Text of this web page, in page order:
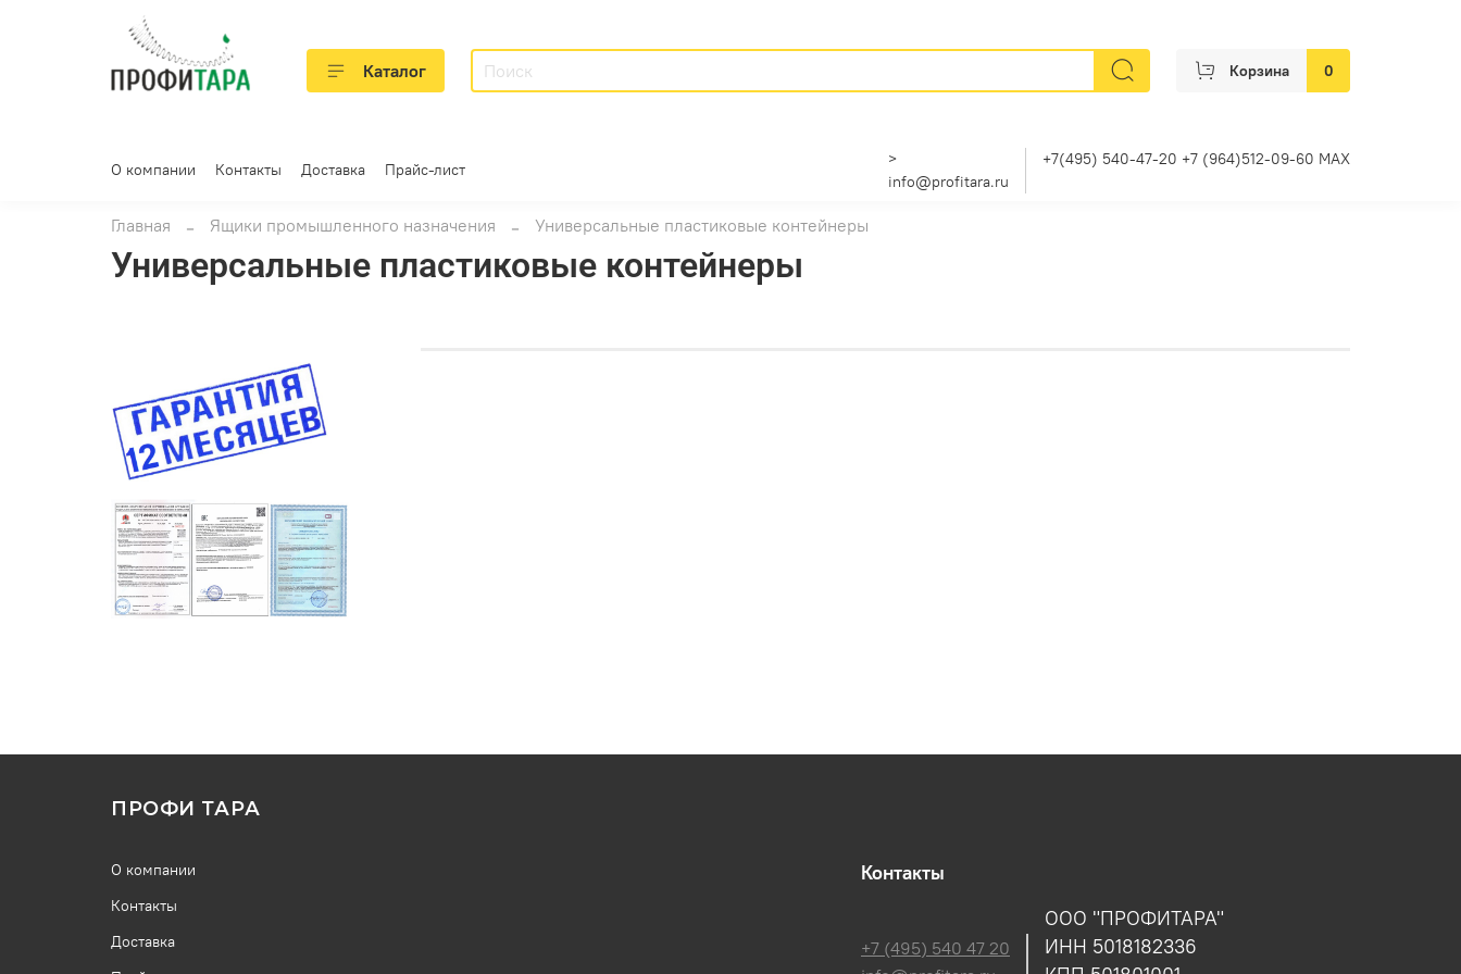
Каталог Корзина 0
О компании Контакты Доставка Прайс-лист
>
info@profitara.ru
+7(495) 540-47-20 +7 (964)512-09-60 MAX
Главная Ящики промышленного назначения Универсальные пластиковые контейнеры
Универсальные пластиковые контейнеры
ПРОФИ ТАРА
О компании
Контакты
Доставка
Контакты
+7 (495) 540 47 20
ООО "ПРОФИТАРА"
ИНН 5018182336